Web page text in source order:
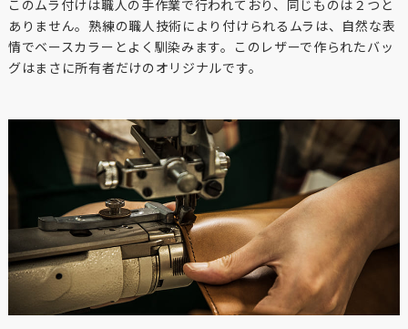
このムラ付けは職人の手作業で行われており、同じものは２つと
ありません。熟練の職人技術により付けられるムラは、自然な表
情でベースカラーとよく馴染みます。このレザーで作られたバッ
グはまさに所有者だけのオリジナルです。